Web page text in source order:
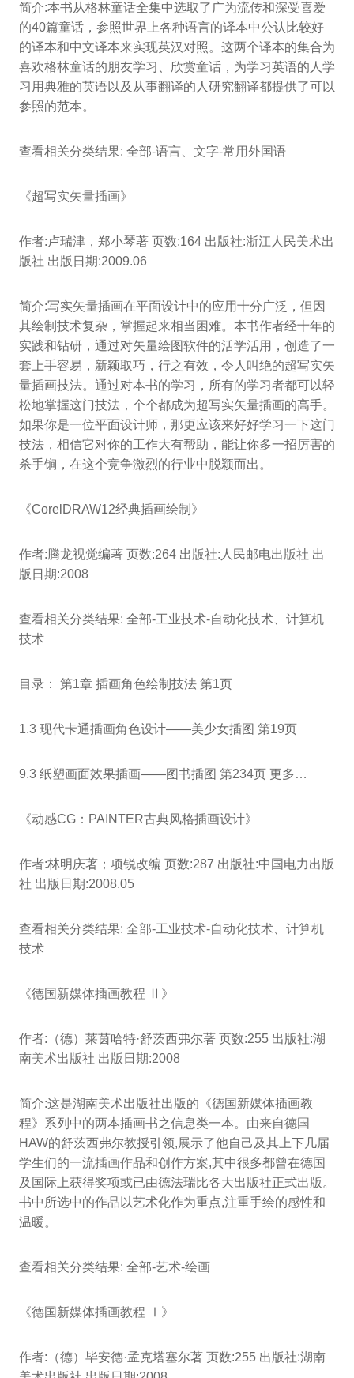
简介:本书从格林童话全集中选取了广为流传和深受喜爱
的40篇童话，参照世界上各种语言的译本中公认比较好
的译本和中文译本来实现英汉对照。这两个译本的集合为
喜欢格林童话的朋友学习、欣赏童话，为学习英语的人学
习用典雅的英语以及从事翻译的人研究翻译都提供了可以
参照的范本。
查看相关分类结果: 全部-语言、文字-常用外国语
《超写实矢量插画》
作者:卢瑞津，郑小琴著 页数:164 出版社:浙江人民美术出
版社 出版日期:2009.06
简介:写实矢量插画在平面设计中的应用十分广泛，但因
其绘制技术复杂，掌握起来相当困难。本书作者经十年的
实践和钻研，通过对矢量绘图软件的活学活用，创造了一
套上手容易，新颖取巧，行之有效，令人叫绝的超写实矢
量插画技法。通过对本书的学习，所有的学习者都可以轻
松地掌握这门技法，个个都成为超写实矢量插画的高手。
如果你是一位平面设计师，那更应该来好好学习一下这门
技法，相信它对你的工作大有帮助，能让你多一招厉害的
杀手锏，在这个竞争激烈的行业中脱颖而出。
《CorelDRAW12经典插画绘制》
作者:腾龙视觉编著 页数:264 出版社:人民邮电出版社 出
版日期:2008
查看相关分类结果: 全部-工业技术-自动化技术、计算机
技术
目录： 第1章 插画角色绘制技法 第1页
1.3 现代卡通插画角色设计——美少女插图 第19页
9.3 纸塑画面效果插画——图书插图 第234页 更多…
《动感CG：PAINTER古典风格插画设计》
作者:林明庆著；项锐改编 页数:287 出版社:中国电力出版
社 出版日期:2008.05
查看相关分类结果: 全部-工业技术-自动化技术、计算机
技术
《德国新媒体插画教程 Ⅱ》
作者:（德）莱茵哈特·舒茨西弗尔著 页数:255 出版社:湖
南美术出版社 出版日期:2008
简介:这是湖南美术出版社出版的《德国新媒体插画教
程》系列中的两本插画书之信息类一本。由来自德国
HAW的舒茨西弗尔教授引领,展示了他自己及其上下几届
学生们的一流插画作品和创作方案,其中很多都曾在德国
及国际上获得奖项或已由德法瑞比各大出版社正式出版。
书中所选中的作品以艺术化作为重点,注重手绘的感性和
温暖。
查看相关分类结果: 全部-艺术-绘画
《德国新媒体插画教程 Ⅰ》
作者:（德）毕安德·孟克塔塞尔著 页数:255 出版社:湖南